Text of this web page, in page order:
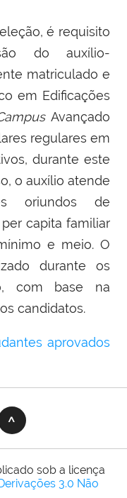
é requisito
do auxílio-
matriculado e
em Edificações
Avançado
regulares em
durante este
o auxílio atende
oriundos de
capita familiar
e meio. O
durante os
com base na
candidatos.
aprovados
sob a licença
3.0 Não